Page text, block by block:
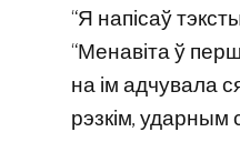
“Я напісаў
“Менавіта ў
на ім адчувала
рэзкім, ударным